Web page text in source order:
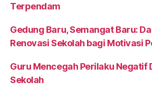
Terpendam
Gedung Baru, Semangat Baru:
Renovasi Sekolah bagi Motivasi
Guru Mencegah Perilaku Negatif
Sekolah